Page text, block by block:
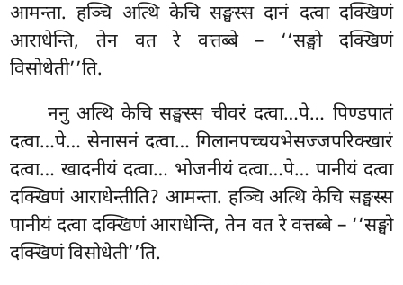
आमन्ता. हञ्चि अत्थि केचि सङ्घस्स दानं दत्वा दक्खिणं
आराधेन्ति, तेन वत रे वत्तब्बे – ‘‘सङ्घो दक्खिणं
विसोधेती’’ति.
ननु अत्थि केचि सङ्घस्स चीवरं दत्वा…पे… पिण्डपातं
दत्वा…पे… सेनासनं दत्वा… गिलानपच्चयभेसज्जपरिक्खारं
दत्वा… खादनीयं दत्वा… भोजनीयं दत्वा…पे… पानीयं दत्वा
दक्खिणं आराधेन्तीति? आमन्ता. हञ्चि अत्थि केचि सङ्घस्स
पानीयं दत्वा दक्खिणं आराधेन्ति, तेन वत रे वत्तब्बे – ‘‘सङ्घो
दक्खिणं विसोधेती’’ति.